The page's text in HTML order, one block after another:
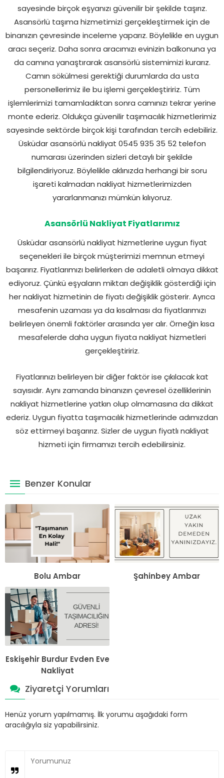
sayesinde birçok eşyanızı güvenilir bir şekilde taşırız.
Asansörlü taşıma hizmetimizi gerçekleştirmek için de
binanızın çevresinde inceleme yaparız. Böylelikle en uygun
aracı seçeriz. Daha sonra aracımızı evinizin balkonuna ya
da camına yanaştırarak asansörlü sistemimizi kurarız.
Camın sökülmesi gerektiği durumlarda da usta
personellerimiz ile bu işlemi gerçekleştiririz. Tüm
işlemlerimizi tamamladıktan sonra camınızı tekrar yerine
monte ederiz. Oldukça güvenilir taşımacılık hizmetlerimiz
sayesinde sektörde birçok kişi tarafından tercih edebiliriz.
Üsküdar asansörlü nakliyat 0545 935 35 52 telefon
numarası üzerinden sizleri detaylı bir şekilde
bilgilendiriyoruz. Böylelikle aklınızda herhangi bir soru
işareti kalmadan nakliyat hizmetlerimizden
yararlanmanızı mümkün kılıyoruz.
Asansörlü Nakliyat Fiyatlarımız
Üsküdar asansörlü nakliyat hizmetlerine uygun fiyat
seçenekleri ile birçok müşterimizi memnun etmeyi
başarırız. Fiyatlarımızı belirlerken de adaletli olmaya dikkat
ediyoruz. Çünkü eşyaların miktarı değişiklik gösterdiği için
her nakliyat hizmetinin de fiyatı değişiklik gösterir. Ayrıca
mesafenin uzaması ya da kısalması da fiyatlarımızı
belirleyen önemli faktörler arasında yer alır. Örneğin kısa
mesafelerde daha uygun fiyata nakliyat hizmetleri
gerçekleştiririz.
Fiyatlarınızı belirleyen bir diğer faktör ise çıkılacak kat
sayısıdır. Aynı zamanda binanızın çevresel özelliklerinin
nakliyat hizmetlerine yatkın olup olmamasına da dikkat
ederiz. Uygun fiyatta taşımacılık hizmetlerinde adımızdan
söz ettirmeyi başarırız. Sizler de uygun fiyatlı nakliyat
hizmeti için firmamızı tercih edebilirsiniz.
Benzer Konular
Bolu Ambar Şahinbey Ambar
Eskişehir Burdur Evden Eve
Nakliyat
Ziyaretçi Yorumları
Henüz yorum yapılmamış. İlk yorumu aşağıdaki form
aracılığıyla siz yapabilirsiniz.